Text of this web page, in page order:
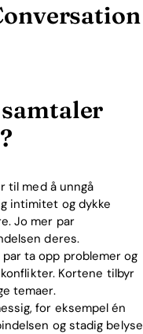
til med å unngå
intimitet og dykke
Jo mer par
deres.
ta opp problemer og
Kortene tilbyr
temaer.
for eksempel én
og stadig belyse